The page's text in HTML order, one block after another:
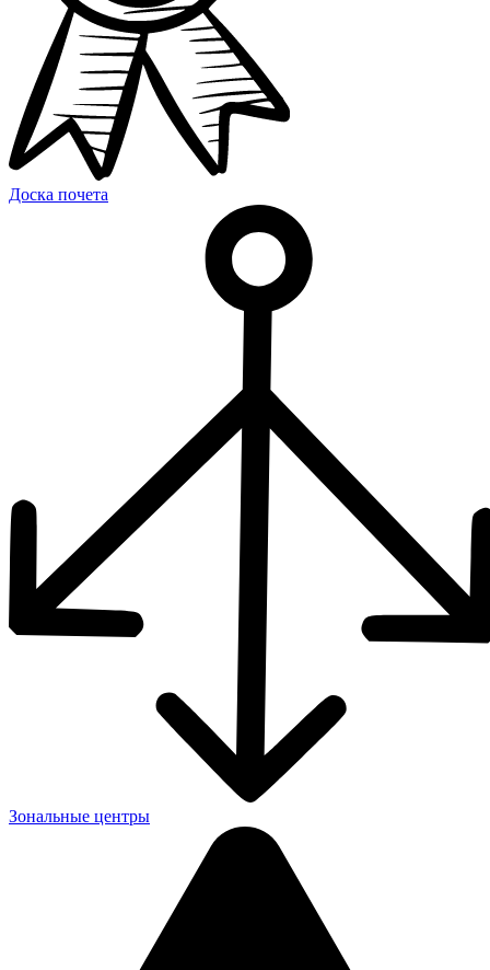
Доска почета
Зональные центры